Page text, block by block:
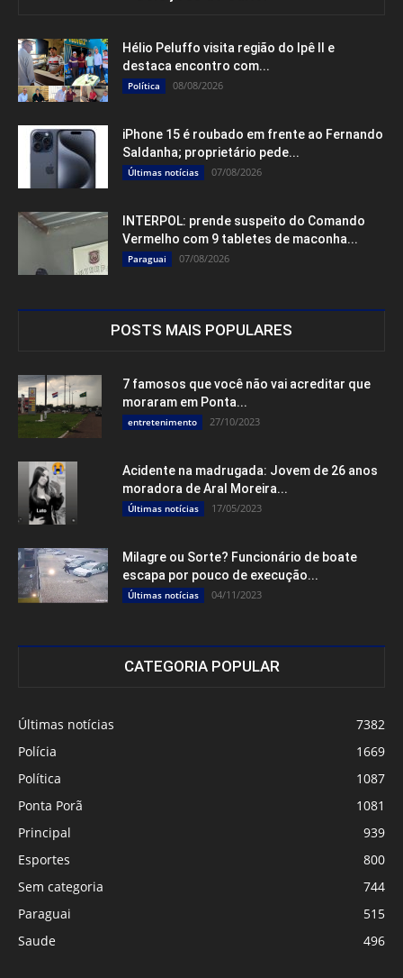
Hélio Peluffo visita região do Ipê II e
destaca encontro com...
Política 08/08/2026
iPhone 15 é roubado em frente ao Fernando
Saldanha; proprietário pede...
Últimas notícias 07/08/2026
INTERPOL: prende suspeito do Comando
Vermelho com 9 tabletes de maconha...
Paraguai 07/08/2026
POSTS MAIS POPULARES
7 famosos que você não vai acreditar que
moraram em Ponta...
entretenimento 27/10/2023
Acidente na madrugada: Jovem de 26 anos
moradora de Aral Moreira...
Últimas notícias 17/05/2023
Milagre ou Sorte? Funcionário de boate
escapa por pouco de execução...
Últimas notícias 04/11/2023
CATEGORIA POPULAR
Últimas notícias
7382
Polícia
1669
Política
1087
Ponta Porã
1081
Principal
939
Esportes
800
Sem categoria
744
Paraguai
515
Saude
496